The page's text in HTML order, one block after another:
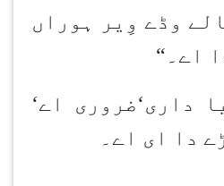
وڈے وِیر ہوراں
اے۔ “
داری‘ضروری اے‘
دا ای اے۔